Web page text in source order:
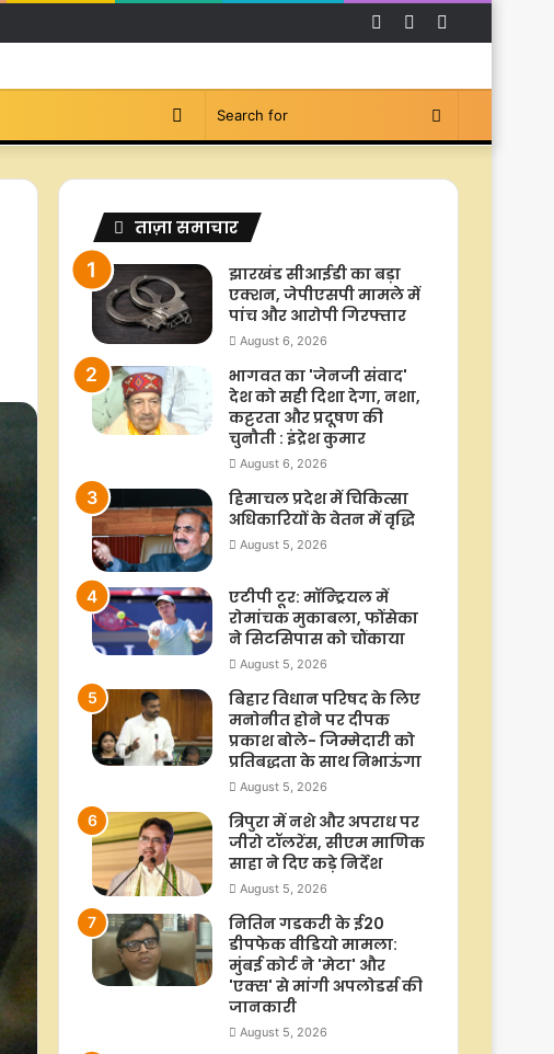
YouTube
Facebook
Search
Switch
ताज़ा समाचार
झारखंड सीआईडी का बड़ा
एक्शन, जेपीएसपी मामले में
पांच और आरोपी गिरफ्तार
August 6, 2026
भागवत का 'जेनजी संवाद'
देश को सही दिशा देगा, नशा,
कट्टरता और प्रदूषण की
चुनौती : इंद्रेश कुमार
August 6, 2026
हिमाचल प्रदेश में चिकित्सा
अधिकारियों के वेतन में वृद्धि
August 5, 2026
एटीपी टूर: मॉन्ट्रियल में
रोमांचक मुकाबला, फोंसेका
ने सिटसिपास को चौंकाया
August 5, 2026
बिहार विधान परिषद के लिए
मनोनीत होने पर दीपक
प्रकाश बोले- जिम्मेदारी को
प्रतिबद्धता के साथ निभाऊंगा
August 5, 2026
त्रिपुरा में नशे और अपराध पर
जीरो टॉलरेंस, सीएम माणिक
साहा ने दिए कड़े निर्देश
August 5, 2026
नितिन गडकरी के ई20
डीपफेक वीडियो मामला:
मुंबई कोर्ट ने 'मेटा' और
'एक्स' से मांगी अपलोडर्स की
जानकारी
August 5, 2026